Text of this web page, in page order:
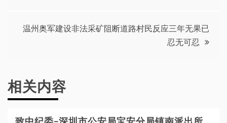
温州奥军建设非法采矿阻断道路村民反应三年无果已
忍无可忍
相关内容